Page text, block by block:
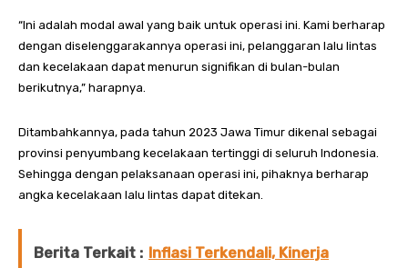
“Ini adalah modal awal yang baik untuk operasi ini. Kami berharap
dengan diselenggarakannya operasi ini, pelanggaran lalu lintas
dan kecelakaan dapat menurun signifikan di bulan-bulan
berikutnya,” harapnya.
Ditambahkannya, pada tahun 2023 Jawa Timur dikenal sebagai
provinsi penyumbang kecelakaan tertinggi di seluruh Indonesia.
Sehingga dengan pelaksanaan operasi ini, pihaknya berharap
angka kecelakaan lalu lintas dapat ditekan.
Berita Terkait : Inflasi Terkendali, Kinerja